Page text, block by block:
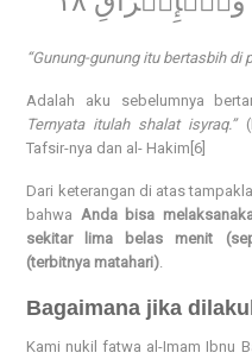
“Gunung-gunung itu bertasbih di
Adalah aku sebelumnya
Ternyata itulah shalat isyraq.”
Tafsir-nya dan al- Hakim[6]
Dari keterangan di atas
bahwa Anda bisa
sekitar lima belas menit
(terbitnya matahari)
Bagaimana jika
Kami nukil fatwa al-Imam Ibnu